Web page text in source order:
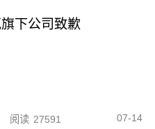
下公司致歉
阅读 27591 07-14